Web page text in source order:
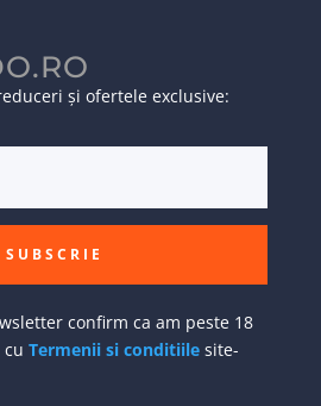
și ofertele exclusive:
SUBSCRIE
confirm ca am peste 18
Termenii si conditiilesite-